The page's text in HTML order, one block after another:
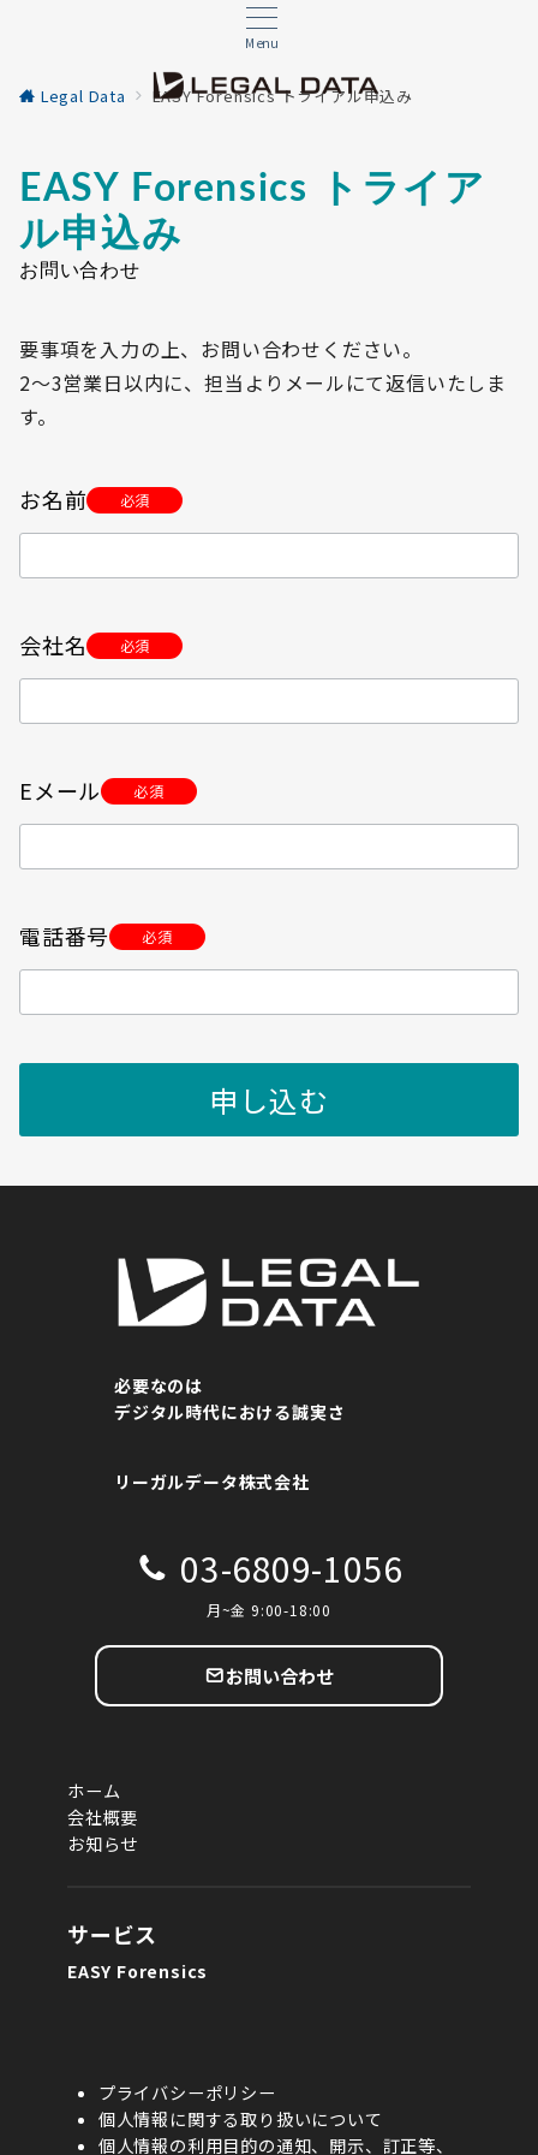
Menu
Legal Data EASY Forensics トライアル申込み
EASY Forensics トライア
ル申込み
お問い合わせ
要事項を入力の上、お問い合わせください。
2～3営業日以内に、担当よりメールにて返信いたしま
す。
お名前 必須
会社名 必須
Eメール 必須
電話番号 必須
必要なのは
デジタル時代における誠実さ
リーガルデータ株式会社
03-6809-1056
月~金 9:00-18:00
お問い合わせ
ホーム
会社概要
お知らせ
サービス
EASY Forensics
プライバシーポリシー
個人情報に関する取り扱いについて
個人情報の利用目的の通知、開示、訂正等、